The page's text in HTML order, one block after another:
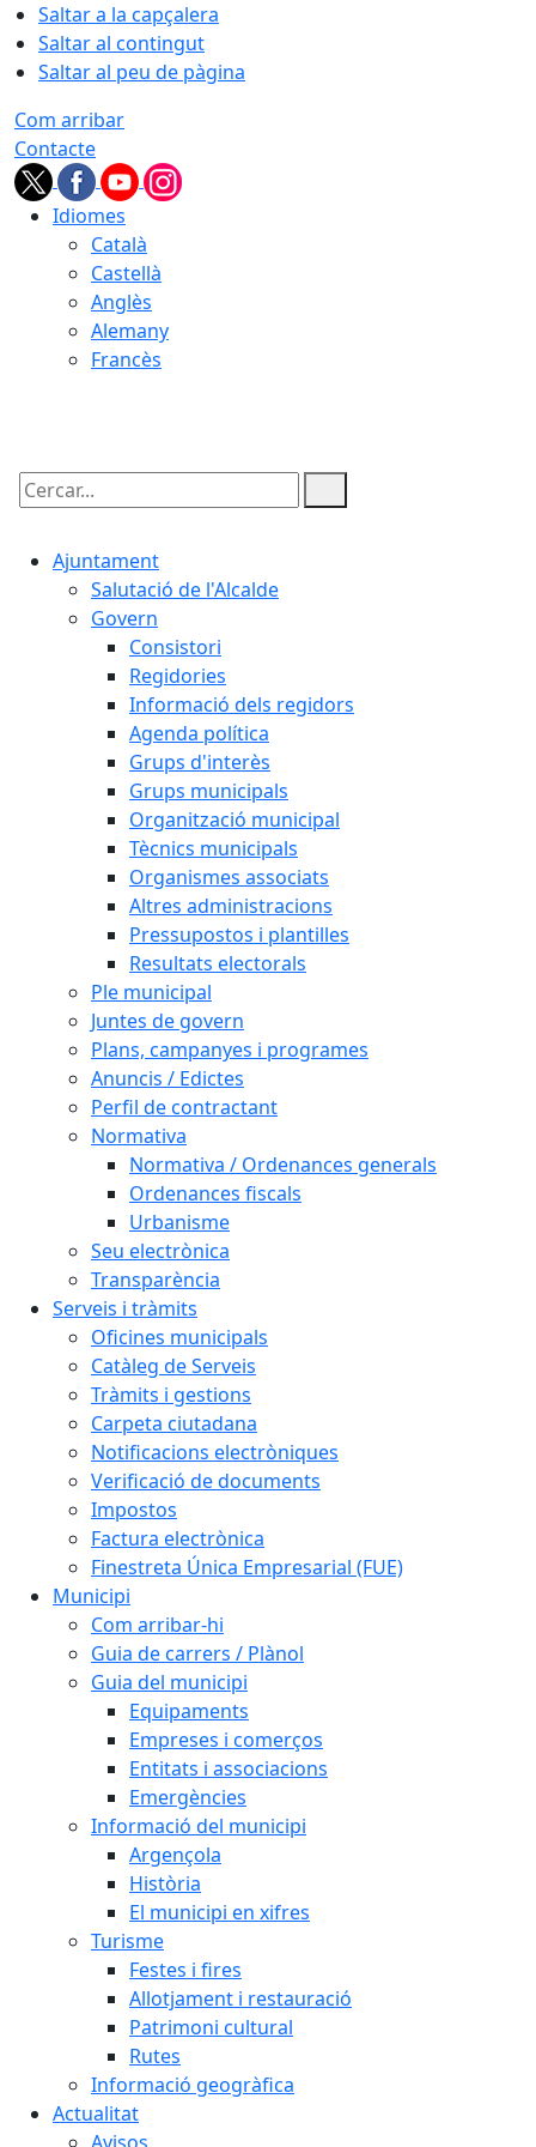
Saltar a la capçalera
Saltar al contingut
Saltar al peu de pàgina
Com arribar
Contacte
Idiomes
Català
Castellà
Anglès
Alemany
Francès
Cercar:
Ajuntament
Salutació de l'Alcalde
Govern
Consistori
Regidories
Informació dels regidors
Agenda política
Grups d'interès
Grups municipals
Organització municipal
Tècnics municipals
Organismes associats
Altres administracions
Pressupostos i plantilles
Resultats electorals
Ple municipal
Juntes de govern
Plans, campanyes i programes
Anuncis / Edictes
Perfil de contractant
Normativa
Normativa / Ordenances generals
Ordenances fiscals
Urbanisme
Seu electrònica
Transparència
Serveis i tràmits
Oficines municipals
Catàleg de Serveis
Tràmits i gestions
Carpeta ciutadana
Notificacions electròniques
Verificació de documents
Impostos
Factura electrònica
Finestreta Única Empresarial (FUE)
Municipi
Com arribar-hi
Guia de carrers / Plànol
Guia del municipi
Equipaments
Empreses i comerços
Entitats i associacions
Emergències
Informació del municipi
Argençola
Història
El municipi en xifres
Turisme
Festes i fires
Allotjament i restauració
Patrimoni cultural
Rutes
Informació geogràfica
Actualitat